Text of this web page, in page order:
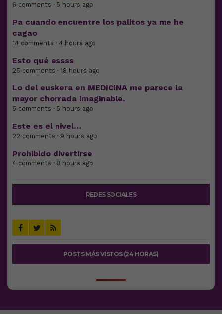
6 comments · 5 hours ago
Pa cuando encuentre los palitos ya me he
cagao
14 comments · 4 hours ago
Esto qué essss
25 comments · 18 hours ago
Lo del euskera en MEDICINA me parece la
mayor chorrada imaginable.
5 comments · 5 hours ago
Este es el nivel…
22 comments · 9 hours ago
Prohibido divertirse
4 comments · 8 hours ago
REDES SOCIALES
POSTS MÁS VISTOS (24 HORAS)